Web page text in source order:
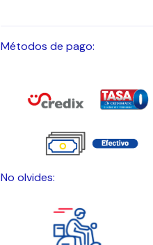
Métodos de pago:
No olvides: